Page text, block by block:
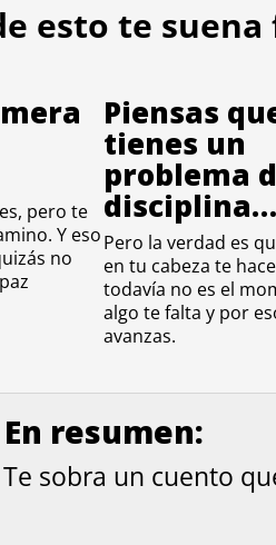
esto te
pero te
Y eso
no
Piensas
tienes un
problema
disciplina…
Pero la verdad es
en tu cabeza te
todavía no es el
algo te falta y por
avanzas.
En resumen:
sobra un cuento